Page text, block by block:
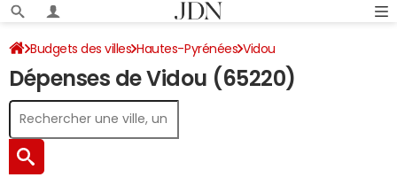
Budgets des villes Hautes-Pyrénées Vidou
Dépenses 2024
Dépenses de Vidou (65220)